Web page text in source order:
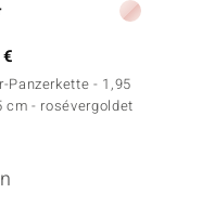
Panzerkette - 1,95
cm - rosévergoldet